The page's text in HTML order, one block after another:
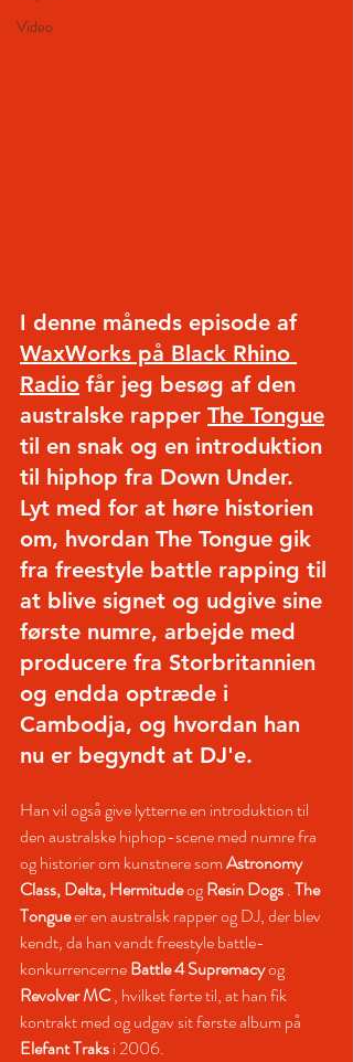
Video
I denne måneds episode af
WaxWorks på Black Rhino
Radio får jeg besøg af den
australske rapper The Tongue
til en snak og en introduktion
til hiphop fra Down Under.
Lyt med for at høre historien
om, hvordan The Tongue gik
fra freestyle battle rapping til
at blive signet og udgive sine
første numre, arbejde med
producere fra Storbritannien
og endda optræde i
Cambodja, og hvordan han
nu er begyndt at DJ'e.
Han vil også give lytterne en introduktion til
den australske hiphop-scene med numre fra
og historier om kunstnere somAstronomy
Class, Delta, HermitudeogResin Dogs.The
Tongueer en australsk rapper og DJ, der blev
kendt, da han vandtfreestyle battle-
konkurrencerneBattle 4 Supremacyog
Revolver MC , hvilket førte til, at han fik
kontrakt med og udgav sit første album på
Elefant Traksi 2006.